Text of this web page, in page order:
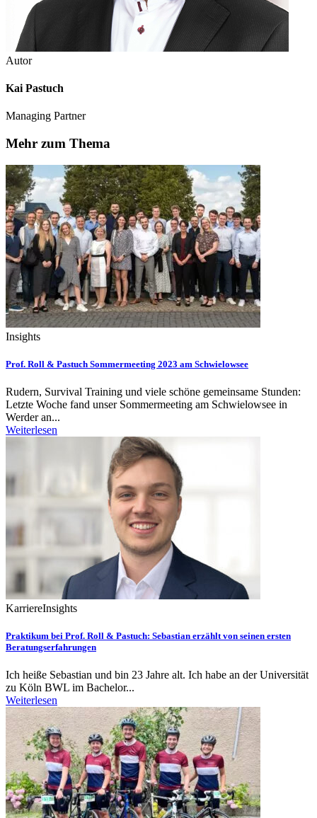
Autor
Kai Pastuch
Managing Partner
Mehr zum Thema
Insights
Prof. Roll & Pastuch Sommermeeting 2023 am Schwielowsee
Rudern, Survival Training und viele schöne gemeinsame Stunden:
Letzte Woche fand unser Sommermeeting am Schwielowsee in
Werder an...
Weiterlesen
KarriereInsights
Praktikum bei Prof. Roll & Pastuch: Sebastian erzählt von seinen ersten
Beratungserfahrungen
Ich heiße Sebastian und bin 23 Jahre alt. Ich habe an der Universität
zu Köln BWL im Bachelor...
Weiterlesen